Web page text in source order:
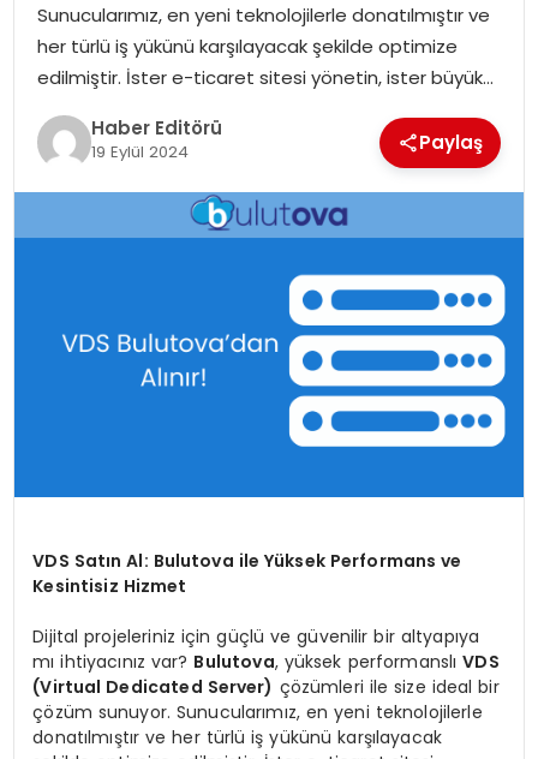
SPOR
Sunucularımız, en yeni teknolojilerle donatılmıştır ve
her türlü iş yükünü karşılayacak şekilde optimize
edilmiştir. İster e-ticaret sitesi yönetin, ister büyük…
Haber Editörü
19 Eylül 2024 Paylaş
VDS Satın Al: Bulutova ile Yüksek Performans ve
Kesintisiz Hizmet
Dijital projeleriniz için güçlü ve güvenilir bir altyapıya
mı ihtiyacınız var? Bulutova, yüksek performanslıVDS
(Virtual Dedicated Server) çözümleri ile size ideal bir
çözüm sunuyor. Sunucularımız, en yeni teknolojilerle
donatılmıştır ve her türlü iş yükünü karşılayacak